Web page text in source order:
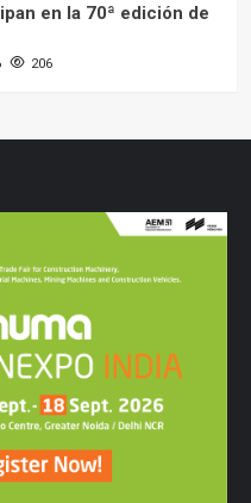
en la 70ª edición de
206